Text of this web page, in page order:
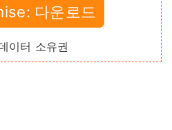
다운로드
이터 소유권